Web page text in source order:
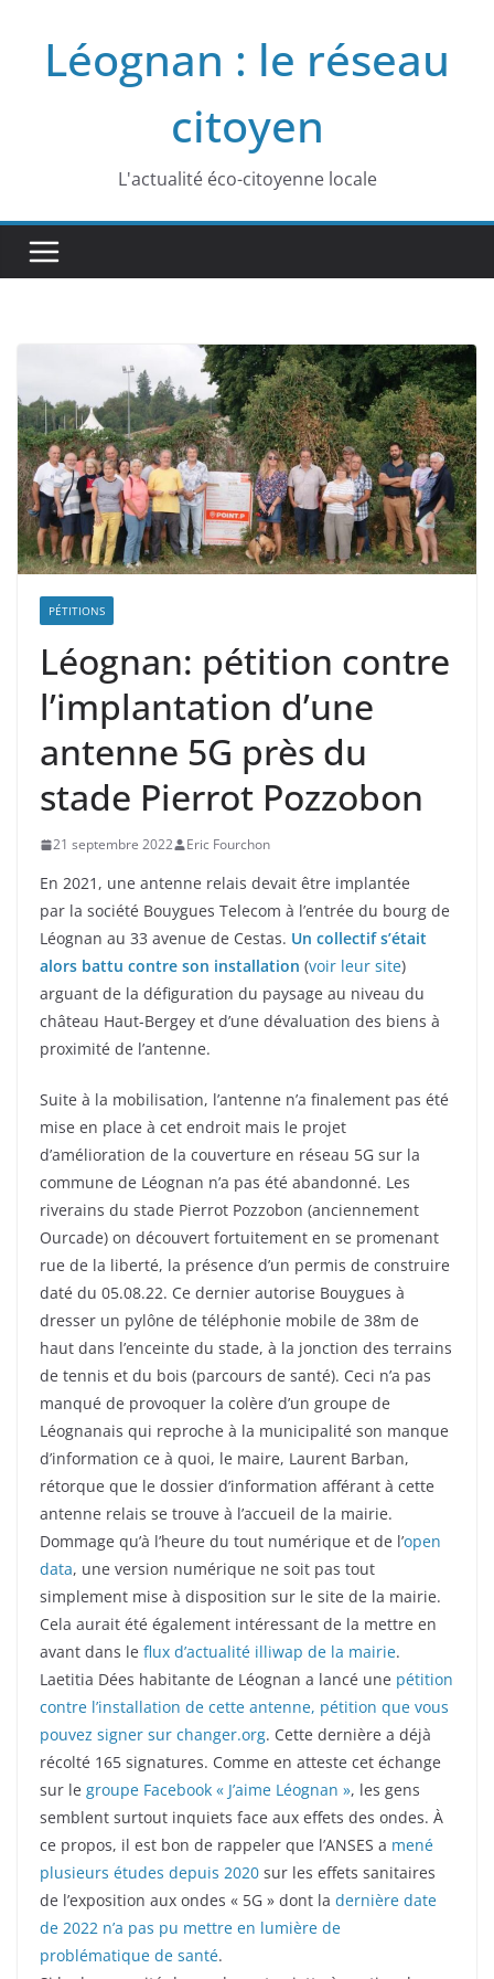
contenuLéognan : le réseau
citoyen
L'actualité éco-citoyenne locale
PÉTITIONS
Léognan: pétition contre
l’implantation d’une
antenne 5G près du
stade Pierrot Pozzobon
21 septembre 2022 Eric Fourchon
En 2021, une antenne relais devait être implantée
par la société Bouygues Telecom à l’entrée du bourg de
Léognan au 33 avenue de Cestas. Un collectif s’était
alors battu contre son installation (voir leur site)
arguant de la défiguration du paysage au niveau du
château Haut-Bergey et d’une dévaluation des biens à
proximité de l’antenne.
Suite à la mobilisation, l’antenne n’a finalement pas été
mise en place à cet endroit mais le projet
d’amélioration de la couverture en réseau 5G sur la
commune de Léognan n’a pas été abandonné. Les
riverains du stade Pierrot Pozzobon (anciennement
Ourcade) on découvert fortuitement en se promenant
rue de la liberté, la présence d’un permis de construire
daté du 05.08.22. Ce dernier autorise Bouygues à
dresser un pylône de téléphonie mobile de 38m de
haut dans l’enceinte du stade, à la jonction des terrains
de tennis et du bois (parcours de santé). Ceci n’a pas
manqué de provoquer la colère d’un groupe de
Léognanais qui reproche à la municipalité son manque
d’information ce à quoi, le maire, Laurent Barban,
rétorque que le dossier d’information afférant à cette
antenne relais se trouve à l’accueil de la mairie.
Dommage qu’à l’heure du tout numérique et de l’open
data, une version numérique ne soit pas tout
simplement mise à disposition sur le site de la mairie.
Cela aurait été également intéressant de la mettre en
avant dans le flux d’actualité illiwap de la mairie.
Laetitia Dées habitante de Léognan a lancé une pétition
contre l’installation de cette antenne, pétition que vous
pouvez signer sur changer.org. Cette dernière a déjà
récolté 165 signatures. Comme en atteste cet échange
sur le groupe Facebook « J’aime Léognan », les gens
semblent surtout inquiets face aux effets des ondes. À
ce propos, il est bon de rappeler que l’ANSES a mené
plusieurs études depuis 2020 sur les effets sanitaires
de l’exposition aux ondes « 5G » dont la dernière date
de 2022 n’a pas pu mettre en lumière de
problématique de santé.